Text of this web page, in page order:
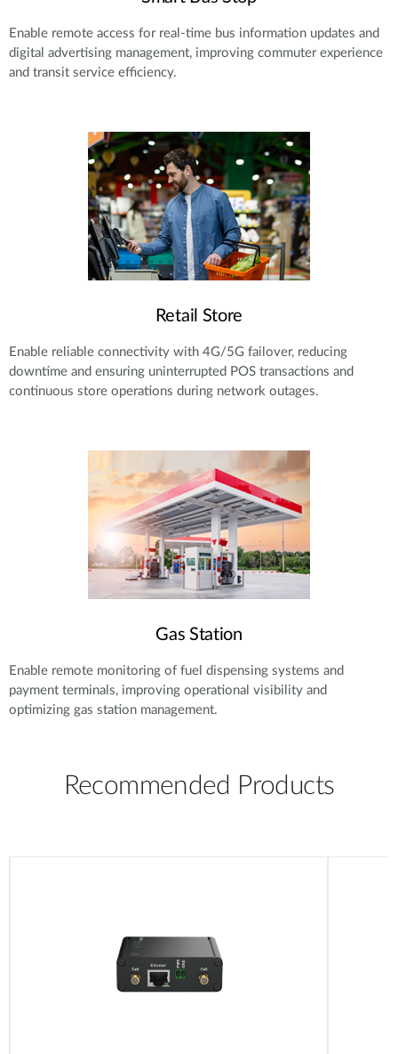
Enable remote access for real-time bus information updates and
digital advertising management, improving commuter experience
and transit service efficiency.
Retail Store
Enable reliable connectivity with 4G/5G failover, reducing
downtime and ensuring uninterrupted POS transactions and
continuous store operations during network outages.
Gas Station
Enable remote monitoring of fuel dispensing systems and
payment terminals, improving operational visibility and
optimizing gas station management.
Recommended Products